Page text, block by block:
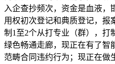
入企查抄频次，资金是血液，
用权初次登记和典质登记，报
制1至2个从打专业（群），打
绿色畅通走廊，现正在有了智
范畴合同违约行为；现正在做